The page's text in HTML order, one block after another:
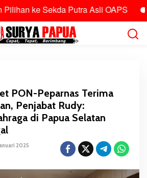
Sekda Putra Asli OAPS Tolak
PON-Peparnas Terima
Penjabat Rudy:
di Papua Selatan
2025